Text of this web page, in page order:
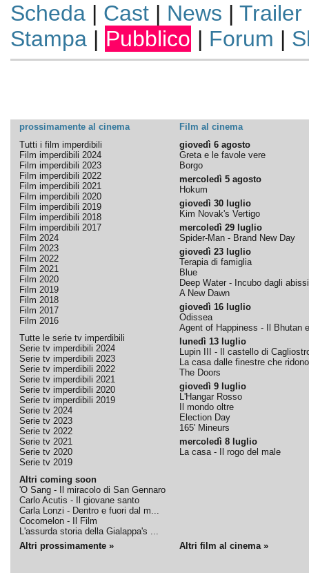
Scheda| Cast| News | Trailer
Stampa| Pubblico | Forum |
prossimamente al cinema
Film al cinema
Tutti i film imperdibili
Film imperdibili 2024
Film imperdibili 2023
Film imperdibili 2022
Film imperdibili 2021
Film imperdibili 2020
Film imperdibili 2019
Film imperdibili 2018
Film imperdibili 2017
Film 2024
Film 2023
Film 2022
Film 2021
Film 2020
Film 2019
Film 2018
Film 2017
Film 2016
Tutte le serie tv imperdibili
Serie tv imperdibili 2024
Serie tv imperdibili 2023
Serie tv imperdibili 2022
Serie tv imperdibili 2021
Serie tv imperdibili 2020
Serie tv imperdibili 2019
Serie tv 2024
Serie tv 2023
Serie tv 2022
Serie tv 2021
Serie tv 2020
Serie tv 2019
Altri coming soon
'O Sang - Il miracolo di San Gennaro
Carlo Acutis - Il giovane santo
Carla Lonzi - Dentro e fuori dal m...
Cocomelon - Il Film
L'assurda storia della Gialappa's ...
giovedì 6 agosto
Greta e le favole vere
Borgo
mercoledì 5 agosto
Hokum
giovedì 30 luglio
Kim Novak's Vertigo
mercoledì 29 luglio
Spider-Man - Brand New Day
giovedì 23 luglio
Terapia di famiglia
Blue
Deep Water - Incubo dagli abissi
A New Dawn
giovedì 16 luglio
Odissea
Agent of Happiness - Il Bhutan
lunedì 13 luglio
Lupin III - Il castello di
La casa dalle finestre che ridono
The Doors
giovedì 9 luglio
L'Hangar Rosso
Il mondo oltre
Election Day
165' Mineurs
mercoledì 8 luglio
La casa - Il rogo del male
Altri prossimamente » Altri film al cinema »